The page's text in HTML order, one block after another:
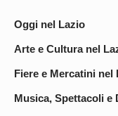
Oggi nel Lazio
Arte e Cultura nel
Fiere e Mercatini nel
Musica, Spettacoli e